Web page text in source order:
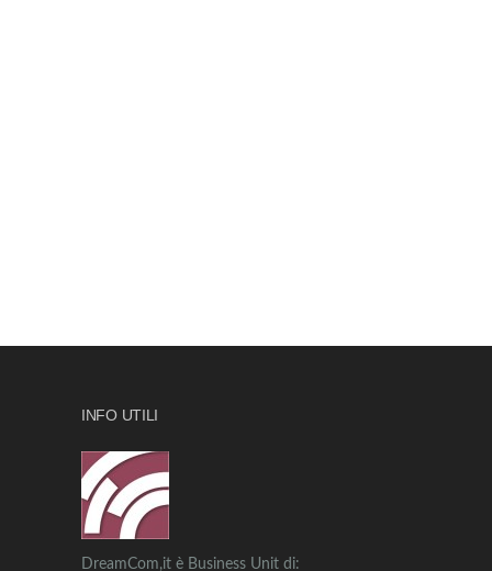
INFO UTILI
DreamCom,it è Business Unit di: